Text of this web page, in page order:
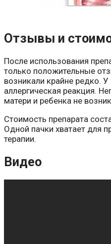
Отзывы и
После использования
только положительные
возникали крайне редко.
аллергическая реакция.
матери и ребенка не
Стоимость препарата
Одной пачки хватает для
терапии.
Видео